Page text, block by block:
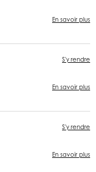
En savoir plus
S'y rendre
En savoir plus
S'y rendre
En savoir plus